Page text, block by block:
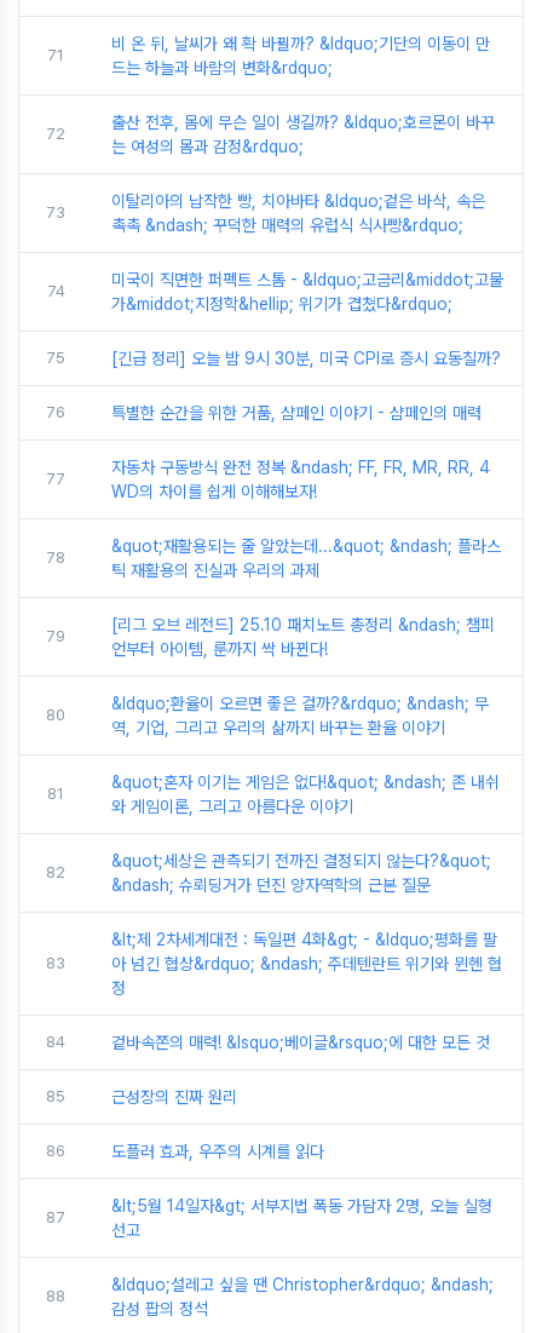
71
비 온 뒤, 날씨가 왜 확 바뀔까? &ldquo;기단의 이동이 만
드는 하늘과 바람의 변화&rdquo;
72
출산 전후, 몸에 무슨 일이 생길까? &ldquo;호르몬이 바꾸
는 여성의 몸과 감정&rdquo;
73
이탈리아의 납작한 빵, 치아바타 &ldquo;겉은 바삭, 속은
촉촉 &ndash; 꾸덕한 매력의 유럽식 식사빵&rdquo;
74
미국이 직면한 퍼펙트 스톰 - &ldquo;고금리&middot;고물
가&middot;지정학&hellip; 위기가 겹쳤다&rdquo;
75 [긴급 정리] 오늘 밤 9시 30분, 미국 CPI로 증시 요동칠까?
76 특별한 순간을 위한 거품, 샴페인 이야기 - 샴페인의 매력
77
자동차 구동방식 완전 정복 &ndash; FF, FR, MR, RR, 4
WD의 차이를 쉽게 이해해보자!
78
&quot;재활용되는 줄 알았는데...&quot; &ndash; 플라스
틱 재활용의 진실과 우리의 과제
79
[리그 오브 레전드] 25.10 패치노트 총정리 &ndash; 챔피
언부터 아이템, 룬까지 싹 바뀐다!
80
&ldquo;환율이 오르면 좋은 걸까?&rdquo; &ndash; 무
역, 기업, 그리고 우리의 삶까지 바꾸는 환율 이야기
81
&quot;혼자 이기는 게임은 없다!&quot; &ndash; 존 내쉬
와 게임이론, 그리고 아름다운 이야기
82
&quot;세상은 관측되기 전까진 결정되지 않는다?&quot;
&ndash; 슈뢰딩거가 던진 양자역학의 근본 질문
83
&lt;제 2차세계대전 : 독일편 4화&gt; - &ldquo;평화를 팔
아 넘긴 협상&rdquo; &ndash; 주데텐란트 위기와 뮌헨 협
정
84 겉바속쫀의 매력! &lsquo;베이글&rsquo;에 대한 모든 것
85 근성장의 진짜 원리
86 도플러 효과, 우주의 시계를 읽다
87
&lt;5월 14일자&gt; 서부지법 폭동 가담자 2명, 오늘 실형
선고
88
&ldquo;설레고 싶을 땐 Christopher&rdquo; &ndash;
감성 팝의 정석